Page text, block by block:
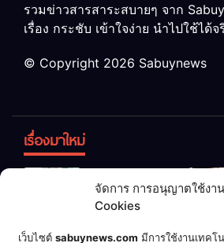
จัดการ การอนุญาตใช้งาน
Cookies
เว็บไซต์ sabuynews.com มีการใช้งานเทคโ
รวมข่าวสารสาระสบายๆ จาก
เรื่อง กระชับ เข้าใจง่าย นำไปใช้ได้จ
© Copyright 2026 Sabuynews
เรื่องมาใหม่
ทิ้ง! เปลี่ยน
เป็น “ปุ๋ย
จุลินทรีย์”
เชื่อพ่อแล้ว